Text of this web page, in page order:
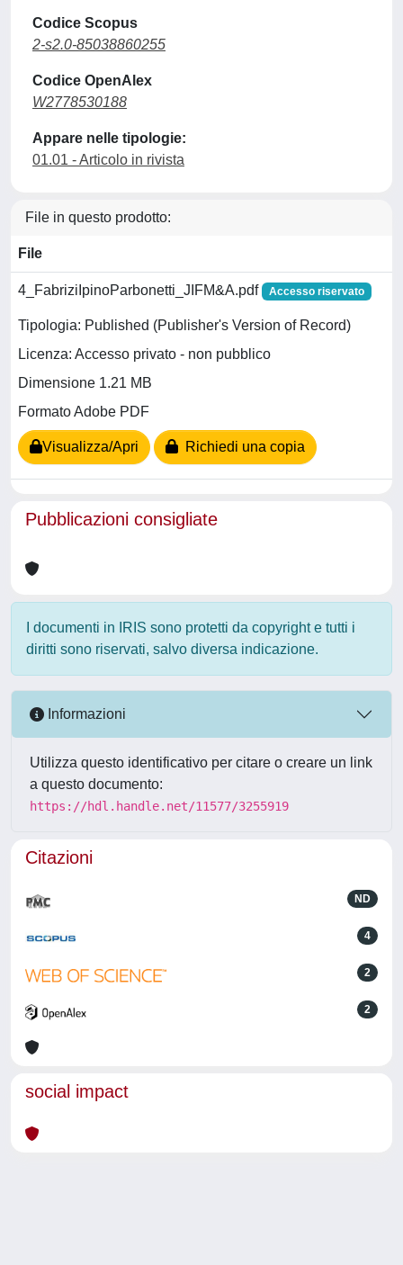
Codice Scopus
2-s2.0-85038860255
Codice OpenAlex
W2778530188
Appare nelle tipologie:
01.01 - Articolo in rivista
File in questo prodotto:
File
4_FabriziIpinoParbonetti_JIFM&A.pdf Accesso riservato
Tipologia: Published (Publisher's Version of Record)
Licenza: Accesso privato - non pubblico
Dimensione 1.21 MB
Formato Adobe PDF
Visualizza/Apri Richiedi una copia
Pubblicazioni consigliate
I documenti in IRIS sono protetti da copyright e tutti i
diritti sono riservati, salvo diversa indicazione.
Informazioni
Utilizza questo identificativo per citare o creare un link
a questo documento:
https://hdl.handle.net/11577/3255919
Citazioni
ND
4
2
2
social impact